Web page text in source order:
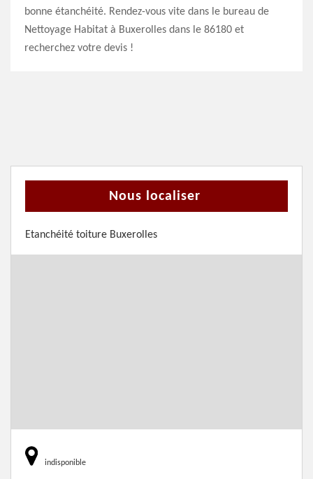
bonne étanchéité. Rendez-vous vite dans le bureau de
Nettoyage Habitat à Buxerolles dans le 86180 et
recherchez votre devis !
Nous localiser
Etanchéité toiture Buxerolles
indisponible